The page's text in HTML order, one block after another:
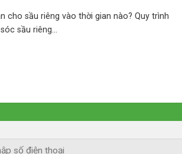
cho sầu riêng vào thời gian nào? Quy trình
sầu riêng...